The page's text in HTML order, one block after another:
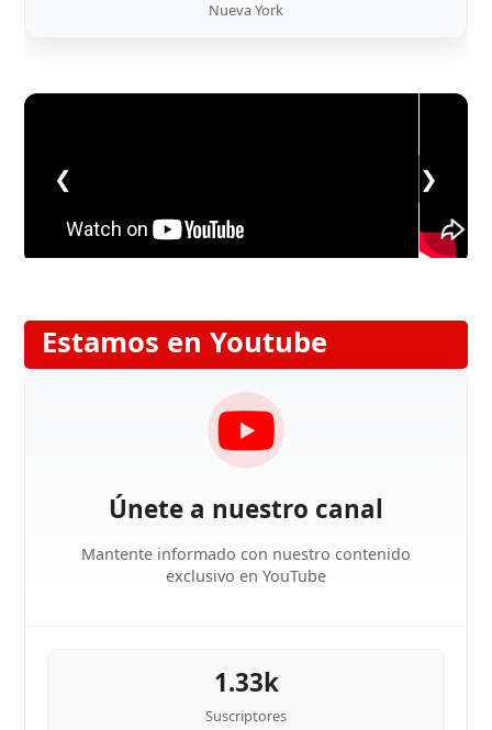
Nueva York
❮ ❯
Estamos en Youtube
Únete a nuestro canal
Mantente informado con nuestro contenido
exclusivo en YouTube
1.33k
Suscriptores